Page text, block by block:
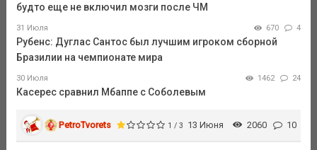
будто еще не включил мозги после ЧМ
31 Июля 670 4
Рубенс: Дуглас Сантос был лучшим игроком сборной
Бразилии на чемпионате мира
30 Июля 1462 24
Касерес сравнил Мбаппе с Соболевым
PetroTvorets 1 / 3 13 Июня 2060 10